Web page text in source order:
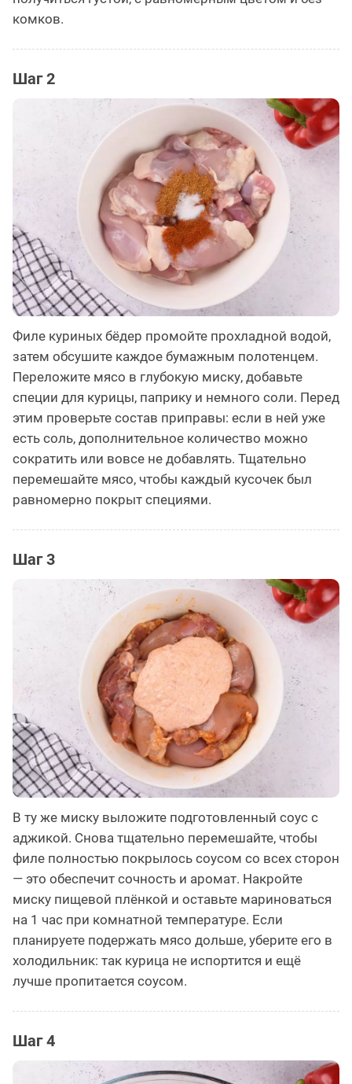
комков.
Шаг 2
Филе куриных бёдер промойте прохладной водой,
затем обсушите каждое бумажным полотенцем.
Переложите мясо в глубокую миску, добавьте
специи для курицы, паприку и немного соли. Перед
этим проверьте состав приправы: если в ней уже
есть соль, дополнительное количество можно
сократить или вовсе не добавлять. Тщательно
перемешайте мясо, чтобы каждый кусочек был
равномерно покрыт специями.
Шаг 3
В ту же миску выложите подготовленный соус с
аджикой. Снова тщательно перемешайте, чтобы
филе полностью покрылось соусом со всех сторон
— это обеспечит сочность и аромат. Накройте
миску пищевой плёнкой и оставьте мариноваться
на 1 час при комнатной температуре. Если
планируете подержать мясо дольше, уберите его в
холодильник: так курица не испортится и ещё
лучше пропитается соусом.
Шаг 4